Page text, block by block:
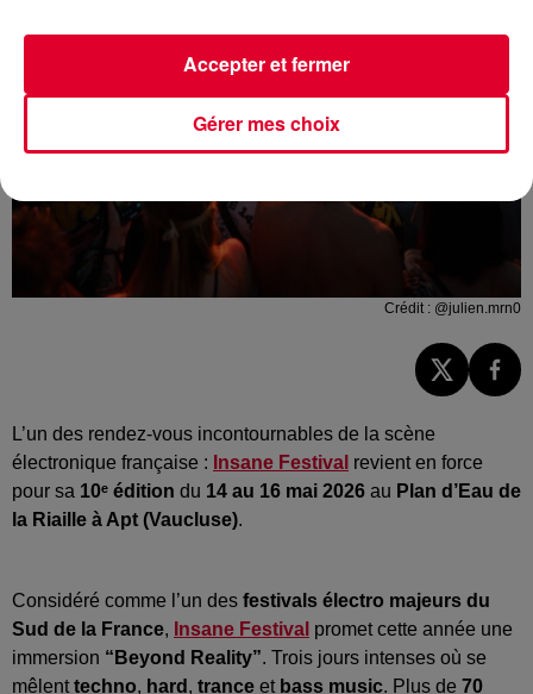
Crédit : @julien.mrn0
L’un des rendez-vous incontournables de la scène
électronique française : Insane Festival revient en force
pour sa 10ᵉ édition du 14 au 16 mai 2026 au Plan d’Eau de
la Riaille à Apt (Vaucluse).
Considéré comme l’un des festivals électro majeurs du
Sud de la France, Insane Festival promet cette année une
immersion “Beyond Reality”. Trois jours intenses où se
mêlenttechno, hard , trance et bass music. Plus de 70
Gérer mes choix
Accepter et fermer